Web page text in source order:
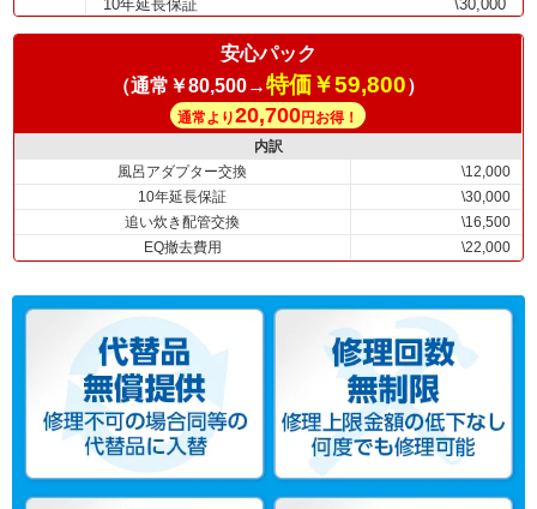
10年延長保証
\30,000
安心パック
（通常￥80,500→特価￥59,800）
通常より20,700円お得！
内訳
風呂アダプター交換
\12,000
10年延長保証
\30,000
追い炊き配管交換
\16,500
EQ撤去費用
\22,000